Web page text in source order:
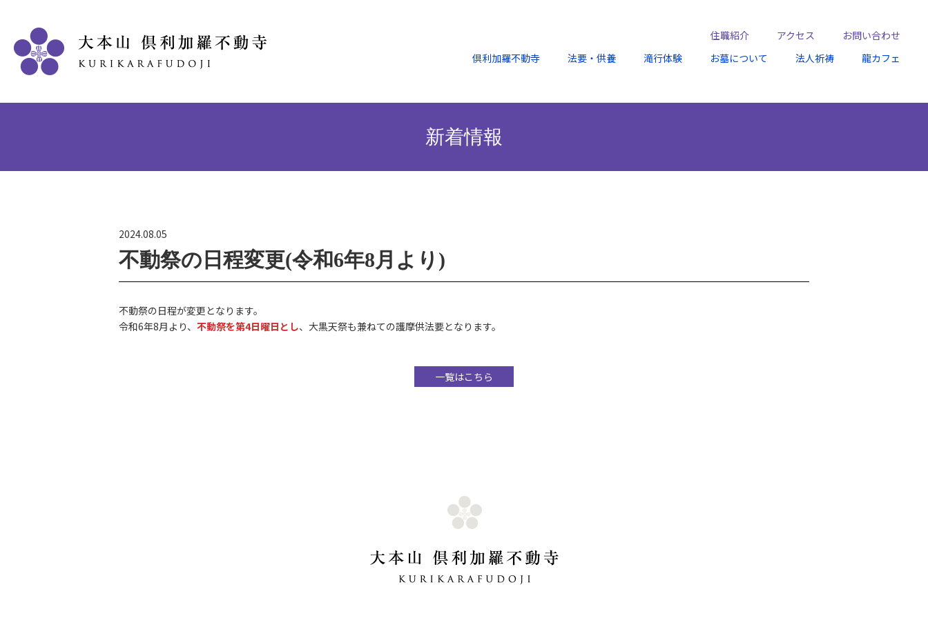
住職紹介 アクセス
お問い合わせ
倶利加羅不動寺
法要・供養 滝行体験 お墓について 法人祈祷 龍カフェ
新着情報
2024.08.05
不動祭の日程変更(令和6年8月より)
不動祭の日程が変更となります。
令和6年8月より、 不動祭を第4日曜日とし、大黒天祭も兼ねての護摩供法要となります。
一覧はこちら